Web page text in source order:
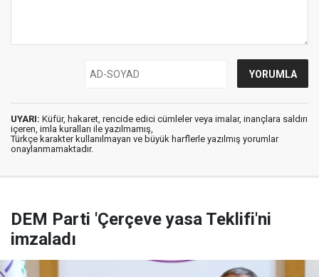
UYARI: Küfür, hakaret, rencide edici cümleler veya imalar, inançlara saldırı
içeren, imla kuralları ile yazılmamış,
Türkçe karakter kullanılmayan ve büyük harflerle yazılmış yorumlar
onaylanmamaktadır.
DEM Parti 'Çerçeve yasa Teklifi'ni
imzaladı